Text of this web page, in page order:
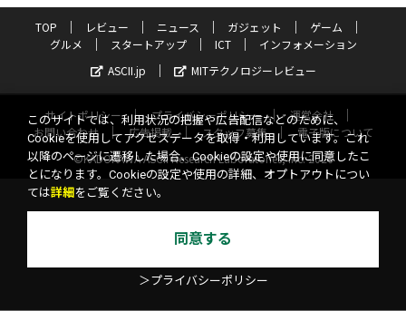
TOP レビュー ニュース ガジェット
ゲーム
グルメ
スタートアップ ICT
インフォメーション
ASCII.jp
MITテクノロジーレビュー
サイトポリシー プライバシーポリシー
運営会社
お問い合わせ
広告掲載 スタッフ募集
電子版について
©KADOKAWA ASCII Research Laboratories, Inc. 2026
このサイトでは、利用状況の把握や広告配信などのために、
Cookieを使用してアクセスデータを取得・利用しています。これ
以降のページに遷移した場合、Cookieの設定や使用に同意したこ
とになります。Cookieの設定や使用の詳細、オプトアウトについ
ては詳細 をご覧ください。
同意する
＞プライバシーポリシー